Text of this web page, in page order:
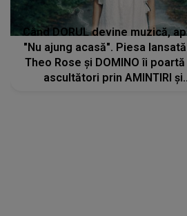
Când DORUL devine muzică,
"Nu ajung acasă". Piesa
Theo Rose și DOMINO îi
ascultători prin AMINTIRI și